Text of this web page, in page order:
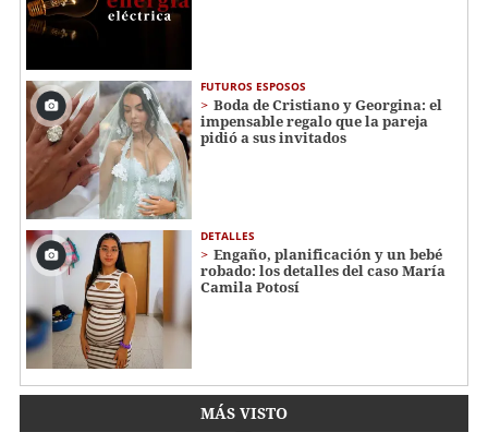
FUTUROS ESPOSOS
Boda de Cristiano y Georgina: el
impensable regalo que la pareja
pidió a sus invitados
DETALLES
Engaño, planificación y un bebé
robado: los detalles del caso María
Camila Potosí
MÁS VISTO